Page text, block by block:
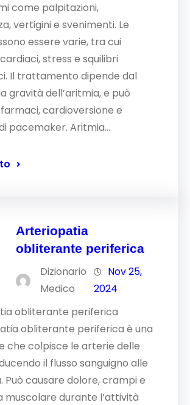
come palpitazioni,
vertigini e svenimenti. Le
essere varie, tra cui
stress e squilibri
Il trattamento dipende dal
gravità dell’aritmia, e può
cardioversione e
pacemaker. Aritmia…
Arteriopatia
obliterante periferica
Dizionario
Medico
Nov 25,
2024
obliterante periferica
obliterante periferica è una
che colpisce le arterie delle
il flusso sanguigno alle
Può causare dolore, crampi e
muscolare durante l’attività